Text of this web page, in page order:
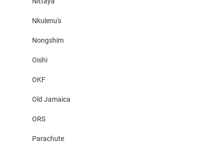
Nkulenu's
Nongshim
Oishi
OKF
Old Jamaica
ORS
Parachute